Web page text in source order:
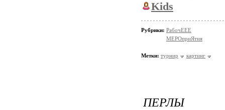
Kids
Рубрики: РабочЕЕЕ
МЕРОприЯтия
Метки: турнир картинг
ПЕРЛЫ